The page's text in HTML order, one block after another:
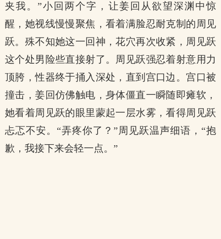
夹我。”小回两个字，让姜回从欲望深渊中惊
醒，她视线慢慢聚焦，看着满脸忍耐克制的周见
跃。殊不知她这一回神，花穴再次收紧，周见跃
这个处男险些直接射了。周见跃强忍着射意用力
顶胯，性器终于捅入深处，直到宫口边。宫口被
撞击，姜回仿佛触电，身体僵直一瞬随即瘫软，
她看着周见跃的眼里蒙起一层水雾，看得周见跃
忐忑不安。“弄疼你了？”周见跃温声细语，“抱
歉，我接下来会轻一点。”